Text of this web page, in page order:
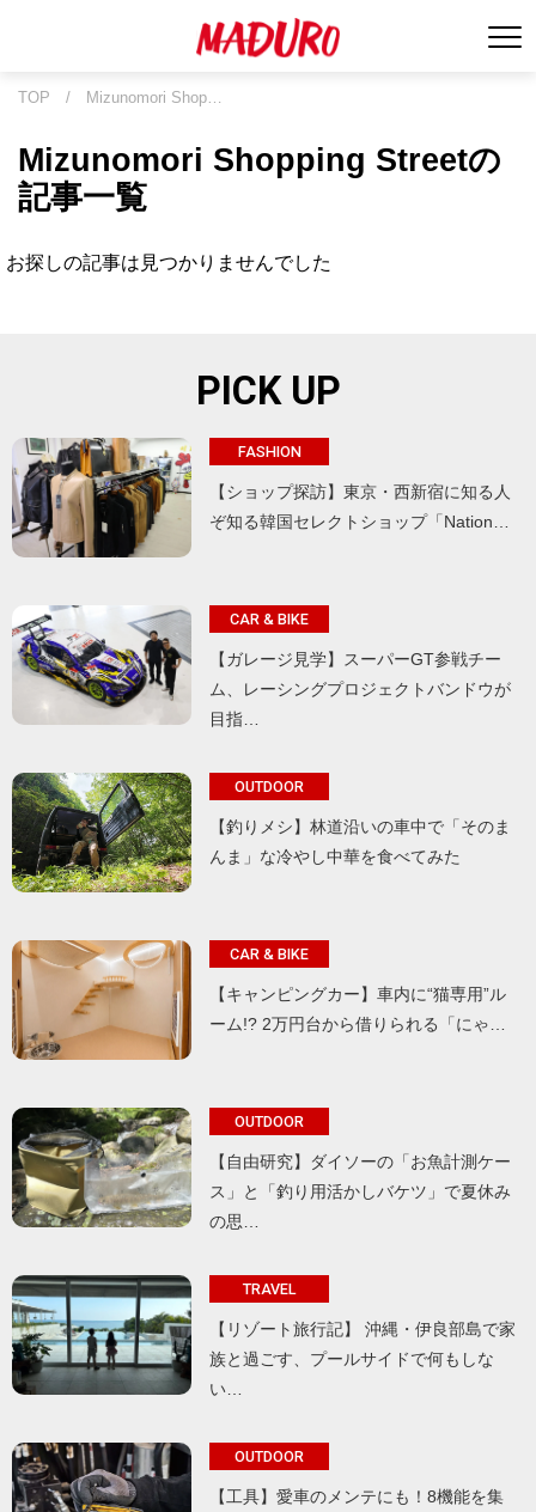
TOP / Mizunomori Shop…
Mizunomori Shopping Streetの
記事一覧
お探しの記事は見つかりませんでした
PICK UP
FASHION
【ショップ探訪】東京・西新宿に知る人
ぞ知る韓国セレクトショップ「Nation…
CAR & BIKE
【ガレージ見学】スーパーGT参戦チー
ム、レーシングプロジェクトバンドウが
目指…
OUTDOOR
【釣りメシ】林道沿いの車中で「そのま
んま」な冷やし中華を食べてみた
CAR & BIKE
【キャンピングカー】車内に“猫専用”ル
ーム!? 2万円台から借りられる「にゃ…
OUTDOOR
【自由研究】ダイソーの「お魚計測ケー
ス」と「釣り用活かしバケツ」で夏休み
の思…
TRAVEL
【リゾート旅行記】 沖縄・伊良部島で家
族と過ごす、プールサイドで何もしな
い…
OUTDOOR
【工具】愛車のメンテにも！8機能を集